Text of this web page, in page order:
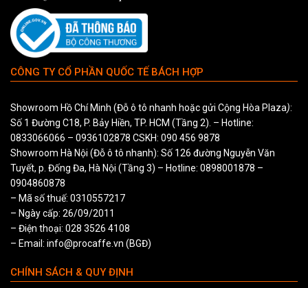
CÔNG TY CỔ PHẦN QUỐC TẾ BÁCH HỢP
Showroom Hồ Chí Minh (Đỗ ô tô nhanh hoặc gửi Cộng Hòa Plaza):
Số 1 Đường C18, P. Bảy Hiền, TP. HCM (Tầng 2). – Hotline:
0833066066 – 0936102878 CSKH: 090 456 9878
Showroom Hà Nội (Đỗ ô tô nhanh): Số 126 đường Nguyễn Văn
Tuyết, p. Đống Đa, Hà Nội (Tầng 3) – Hotline: 0898001878 –
0904860878
– Mã số thuế: 0310557217
– Ngày cấp: 26/09/2011
– Điện thoại: 028 3526 4108
– Email: info@procaffe.vn (BGĐ)
CHÍNH SÁCH & QUY ĐỊNH